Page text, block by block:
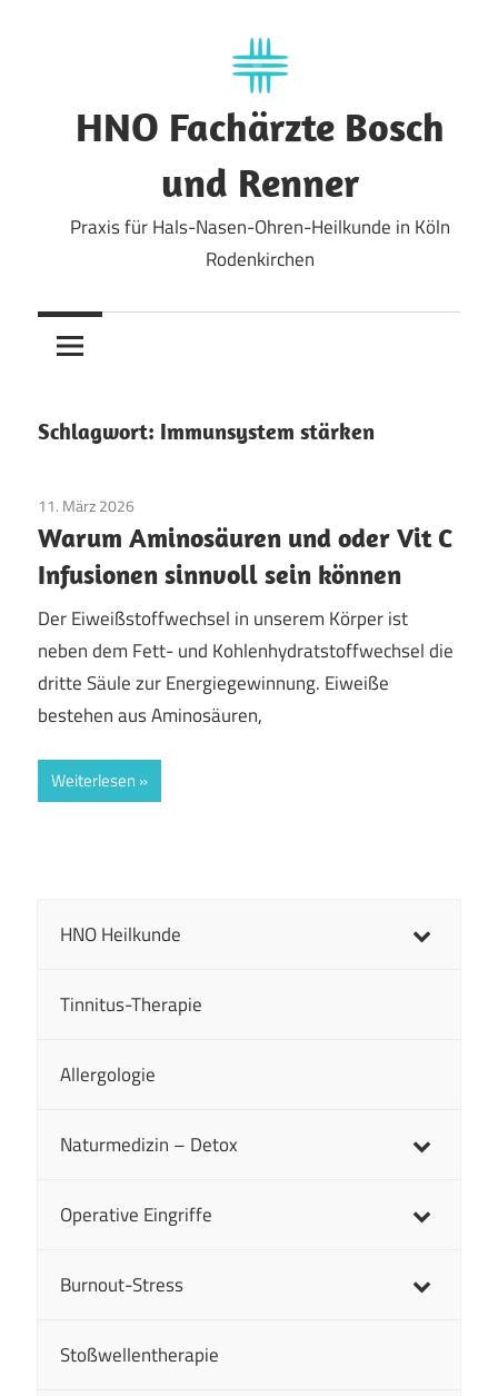
HNO Fachärzte Bosch
und Renner
Praxis für Hals-Nasen-Ohren-Heilkunde in Köln
Rodenkirchen
Schlagwort: Immunsystem stärken
11. März 2026
Warum Aminosäuren und oder Vit C
Infusionen sinnvoll sein können
Der Eiweißstoffwechsel in unserem Körper ist
neben dem Fett- und Kohlenhydratstoffwechsel die
dritte Säule zur Energiegewinnung. Eiweiße
bestehen aus Aminosäuren,
Weiterlesen
HNO Heilkunde
Tinnitus-Therapie
Allergologie
Naturmedizin – Detox
Operative Eingriffe
Burnout-Stress
Stoßwellentherapie